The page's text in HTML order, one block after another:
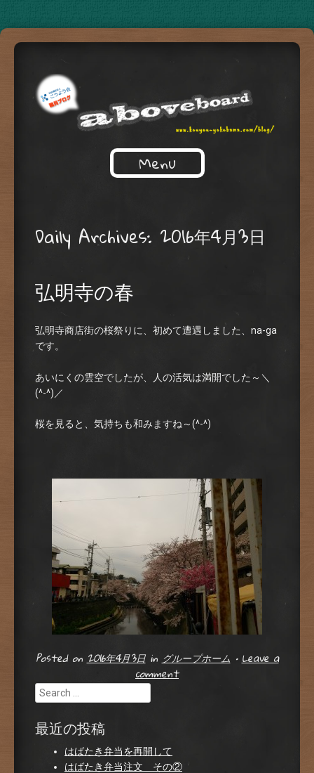
ABOVEBORD
Just another WordPress site
Menu
Daily Archives: 2016年4月3日
弘明寺の春
弘明寺商店街の桜祭りに、初めて遭遇しました、na-ga
です。
あいにくの雲空でしたが、人の活気は満開でした～＼
(^-^)／
桜を見ると、気持ちも和みますね～(^-^)
Posted on2016年4月3日 inグループホーム •Leave a
comment
Search
最近の投稿
はばたき弁当を再開して
はばたき弁当注文 その②